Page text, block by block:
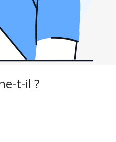
t-il ?